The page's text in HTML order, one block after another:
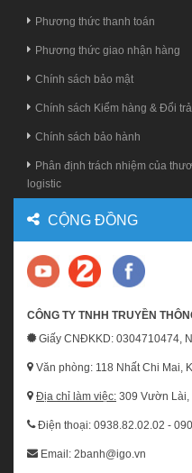
Phương thức thanh toán
Phương thức giao nhận hàng
Chính sách bảo mật
Chính sách Kiểm hàng & Đổi trả
Chính sách bảo hành
Phân định trách nhiệm của
logistic
CỘNG ĐỒNG
CÔNG TY TNHH TRUYỀN
Giấy CNĐKKD: 0304710474,
Văn phòng: 118 Nhất Chi Mai,
Địa chỉ làm việc: 309 Vườn Lài,
Điện thoại: 0938.82.02.02 -
Email: 2banh@igo.vn